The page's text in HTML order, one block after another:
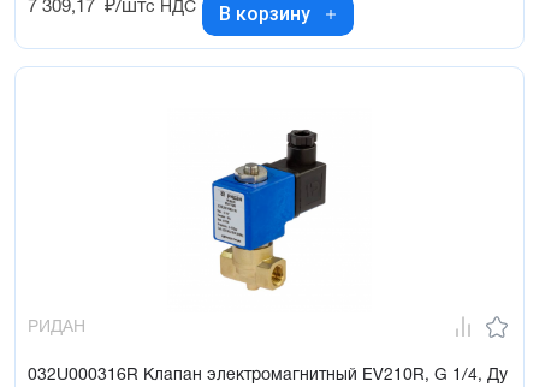
7 309,17 ₽/штс НДС В корзину
РИДАН
032U000316R Клапан электромагнитный EV210R, G 1/4, Ду